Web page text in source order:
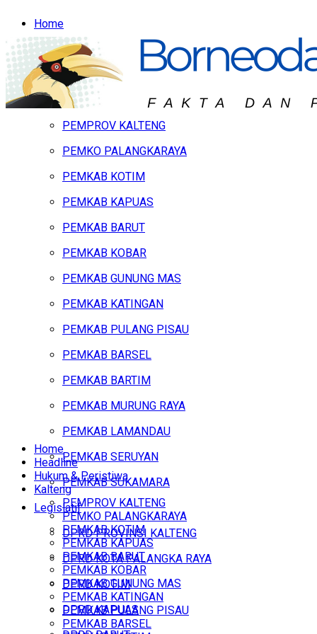
Home
Headline
Hukum & Peristiwa
Kalteng
PEMPROV KALTENG
PEMKO PALANGKARAYA
PEMKAB KOTIM
PEMKAB KAPUAS
PEMKAB BARUT
PEMKAB KOBAR
PEMKAB GUNUNG MAS
PEMKAB KATINGAN
PEMKAB PULANG PISAU
PEMKAB BARSEL
PEMKAB BARTIM
PEMKAB MURUNG RAYA
PEMKAB LAMANDAU
PEMKAB SERUYAN
PEMKAB SUKAMARA
Legislatif
DPRD PROVINSI KALTENG
DPRD KOTA PALANGKA RAYA
DPRD KOTIM
DPRD KAPUAS
Home
Headline
Hukum & Peristiwa
Kalteng
PEMPROV KALTENG
PEMKO PALANGKARAYA
PEMKAB KOTIM
PEMKAB KAPUAS
PEMKAB BARUT
PEMKAB KOBAR
PEMKAB GUNUNG MAS
PEMKAB KATINGAN
PEMKAB PULANG PISAU
PEMKAB BARSEL